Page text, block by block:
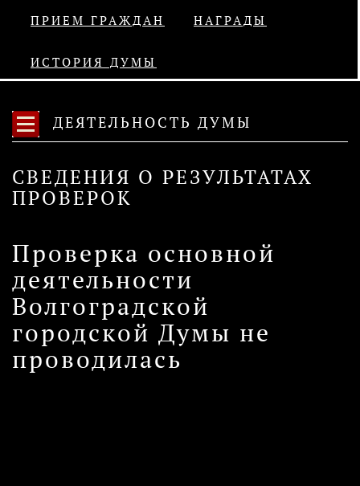
ПРИЕМ ГРАЖДАН НАГРАДЫ
ИСТОРИЯ ДУМЫ
ДЕЯТЕЛЬНОСТЬ ДУМЫ
СВЕДЕНИЯ О РЕЗУЛЬТАТАХ
ПРОВЕРОК
Проверка основной
деятельности
Волгоградской
городской Думы не
проводилась